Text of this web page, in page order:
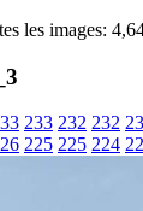
les images:
233 232 232
225 225 224